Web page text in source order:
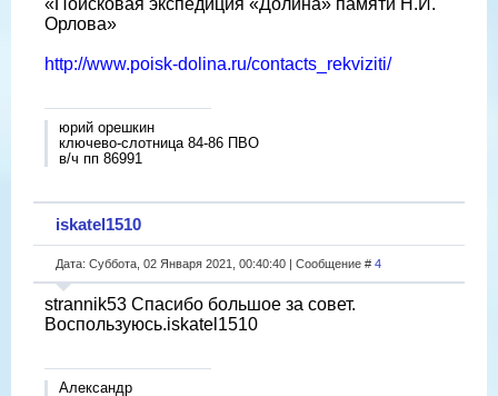
«Поисковая экспедиция «Долина» памяти Н.И.
Орлова»
http://www.poisk-dolina.ru/contacts_rekviziti/
юрий орешкин
ключево-слотница 84-86 ПВО
в/ч пп 86991
iskatel1510
Дата: Суббота, 02 Января 2021, 00:40:40 | Сообщение # 4
strannik53 Спасибо большое за совет.
Воспользуюсь.iskatel1510
Александр